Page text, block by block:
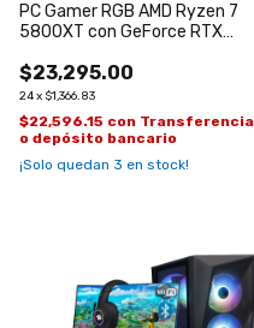
PC Gamer RGB AMD Ryzen 7
5800XT con GeForce RTX
$23,295.00
24x $1,366.83
$22,596.15 con Transferencia
o depósito bancario
¡Solo quedan 3 en stock!